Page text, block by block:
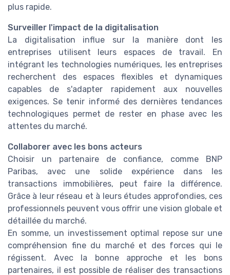
plus rapide.
Surveiller l'impact de la digitalisation
La digitalisation influe sur la manière dont les
entreprises utilisent leurs espaces de travail. En
intégrant les technologies numériques, les entreprises
recherchent des espaces flexibles et dynamiques
capables de s'adapter rapidement aux nouvelles
exigences. Se tenir informé des dernières tendances
technologiques permet de rester en phase avec les
attentes du marché.
Collaborer avec les bons acteurs
Choisir un partenaire de confiance, comme BNP
Paribas, avec une solide expérience dans les
transactions immobilières, peut faire la différence.
Grâce à leur réseau et à leurs études approfondies, ces
professionnels peuvent vous offrir une vision globale et
détaillée du marché.
En somme, un investissement optimal repose sur une
compréhension fine du marché et des forces qui le
régissent. Avec la bonne approche et les bons
partenaires, il est possible de réaliser des transactions